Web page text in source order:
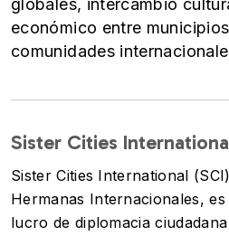
globales, intercambio
económico entre
comunidades
Sister Cities
Sister Cities International
Hermanas Internacionales,
lucro de diplomacia